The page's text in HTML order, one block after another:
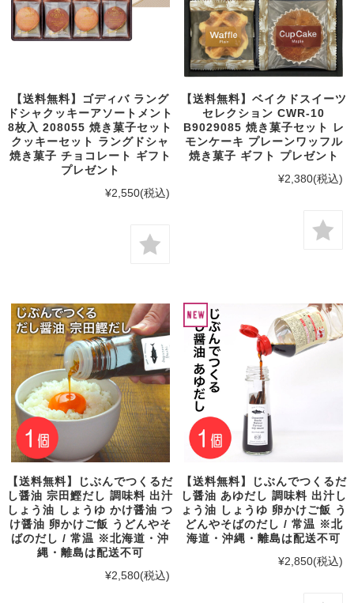
【送料無料】ゴディバ ラング
ドシャクッキーアソートメント
8枚入 208055 焼き菓子セット
クッキーセット ラングドシャ
焼き菓子 チョコレート ギフト
プレゼント
¥2,550(税込)
【送料無料】ベイクドスイーツ
セレクション CWR-10
B9029085 焼き菓子セット レ
モンケーキ プレーンワッフル
焼き菓子 ギフト プレゼント
¥2,380(税込)
【送料無料】じぶんでつくるだ
し醤油 宗田鰹だし 調味料 出汁
しょう油 しょうゆ かけ醤油 つ
け醤油 卵かけご飯 うどんやそ
ばのだし / 常温 ※北海道・沖
縄・離島は配送不可
¥2,580(税込)
【送料無料】じぶんでつくるだ
し醤油 あゆだし 調味料 出汁し
ょう油 しょうゆ 卵かけご飯 う
どんやそばのだし / 常温 ※北
海道・沖縄・離島は配送不可
¥2,850(税込)